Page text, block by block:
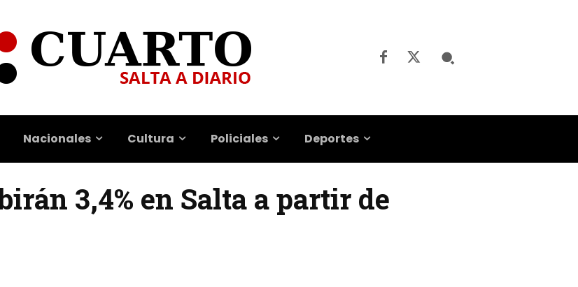
Nacionales Cultura Policiales Deportes
3,4% en Salta a partir de